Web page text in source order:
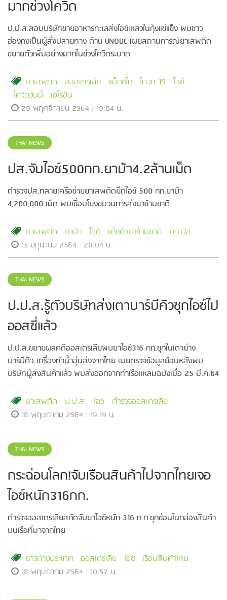
มากช่วงโควิด
ป.ป.ส.สอบบริษัทขายอาหารทะเลส่งไอซ์เหลวในกุ้งแข่แข็ง พบชาว
ฮ่องกงเป็นผู้สั่งปลายทาง ด้าน UNODC เผยสถานการณ์ยาเสพติด
ขยายตัวเพิ่มอย่างมากในช่วงโควิดระบาด
ยาเสพติด ออสเตรเลีย แม็กซิโก โควิด-19
ไอซ์
โควิดวันนี้
เฮโรอีน
29 พฤศจิกายน 2564 : 19:04 น.
THAI NEWS
ปส.จับไอซ์500กก.ยาบ้า4.2ล้านเม็ด
ตำรวจปส.ทลายเครือข่ายยาเสพติดยึดไอซ์ 500 กก.ยาบ้า
4,200,000 เม็ด พบเชื่อมโยงขบวนการส่งยาข้ามชาติ
ยาเสพติด ยาบ้า ไอซ์ แก๊งค้ายาข้ามชาติ บก.ปส.
15 มิถุนายน 2564 : 20:04 น.
THAI NEWS
ป.ป.ส.รู้ตัวบริษัทส่งเตาบาร์บีคิวซุกไอซ์ไป
ออสซี่แล้ว
ป.ป.ส.ขยายผลคดีออสเตรเลียพบยาไอซ์316 กก.ซุกในเตาย่าง
บาร์บีคิว-เครื่องทำน้ำอุ่นส่งจากไทย เผยตรวจข้อมูลย้อนหลังพบ
บริษัทผู้ส่งสินค้าแล้ว พบส่งออกจากท่าเรือแหลมฉบังเมื่อ 25 มี.ค.64
ยาเสพติด ป.ป.ส. ไอซ์ ตำรวจออสเตรเลีย
18 พฤษภาคม 2564 : 19:19 น.
THAI NEWS
กระฉ่อนโลก!จับเรือนสินค้าไปจากไทยเจอ
ไอซ์หนัก316กก.
ตำรวจออสเตรเลียสกัดจับยาไอซ์หนัก 316 ก.ก.ซุกซ่อนในกล่องสินค้า
บนเรือที่มาจากไทย
ข่าวต่างประเทศ ออสเตรเลีย ไอซ์ เรือนสินค้าไทย
18 พฤษภาคม 2564 : 10:57 น.